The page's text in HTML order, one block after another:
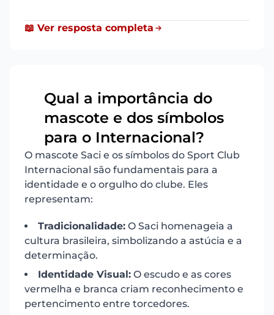
📖 Ver resposta completa
Qual a importância do
mascote e dos símbolos
para o Internacional?
O mascote Saci e os símbolos do Sport Club
Internacional são fundamentais para a
identidade e o orgulho do clube. Eles
representam:
Tradicionalidade: O Saci homenageia a
cultura brasileira, simbolizando a astúcia e a
determinação.
Identidade Visual: O escudo e as cores
vermelha e branca criam reconhecimento e
pertencimento entre torcedores.